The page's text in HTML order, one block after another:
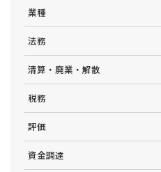
業種
法務
清算・廃業・解散
税務
評価
資金調達